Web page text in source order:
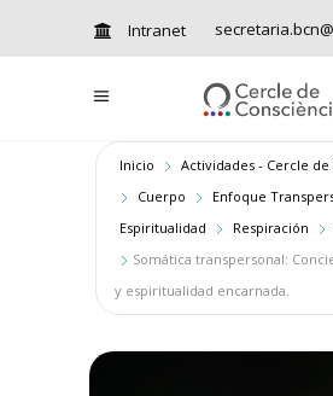
Intranet
Inicio
Actividades - Cercle de
Cuerpo
Enfoque
Espiritualidad
Respiración
Somática transpersonal:
y espiritualidad encarnada.